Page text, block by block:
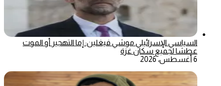
السياسي الإسرائيلي موشي فيغلين: إما التهجير أو الموت
عطشا لجميع سكان غزة
6 أغسطس، 2026